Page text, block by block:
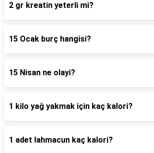
2 gr kreatin yeterli mi?
15 Ocak burç hangisi?
15 Nisan ne olayi?
1 kilo yağ yakmak için kaç kalori?
1 adet lahmacun kaç kalori?